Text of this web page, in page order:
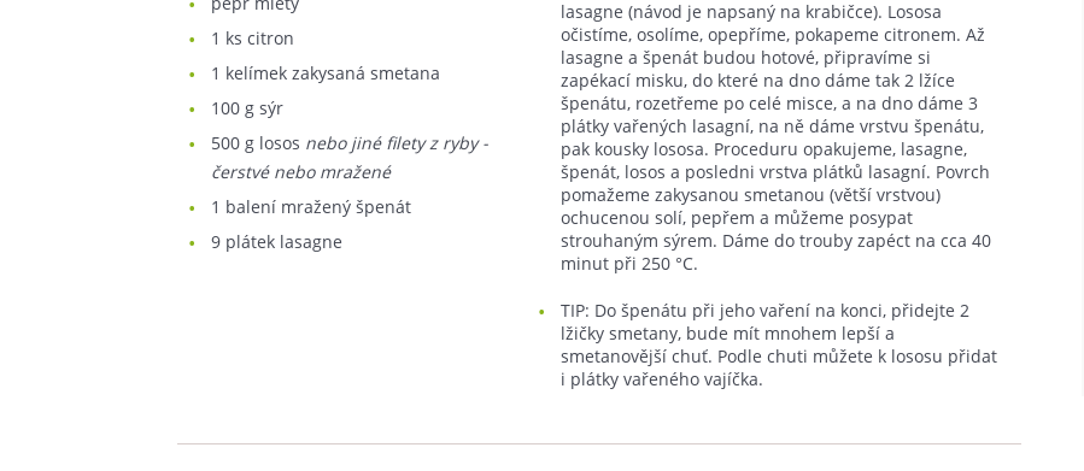
1 ks citron
1 kelímek zakysaná smetana
100 g sýr
500 g losos nebo jiné filety z ryby -
čerstvé nebo mražené
1 balení mražený špenát
9 plátek lasagne
lasagne (návod je napsaný na krabičce). Lososa
očistíme, osolíme, opepříme, pokapeme citronem. Až
lasagne a špenát budou hotové, připravíme si
zapékací misku, do které na dno dáme tak 2 lžíce
špenátu, rozetřeme po celé misce, a na dno dáme 3
plátky vařených lasagní, na ně dáme vrstvu špenátu,
pak kousky lososa. Proceduru opakujeme, lasagne,
špenát, losos a posledni vrstva plátků lasagní. Povrch
pomažeme zakysanou smetanou (větší vrstvou)
ochucenou solí, pepřem a můžeme posypat
strouhaným sýrem. Dáme do trouby zapéct na cca 40
minut při 250 °C.
TIP: Do špenátu při jeho vaření na konci, přidejte 2
lžičky smetany, bude mít mnohem lepší a
smetanovější chuť. Podle chuti můžete k lososu přidat
i plátky vařeného vajíčka.